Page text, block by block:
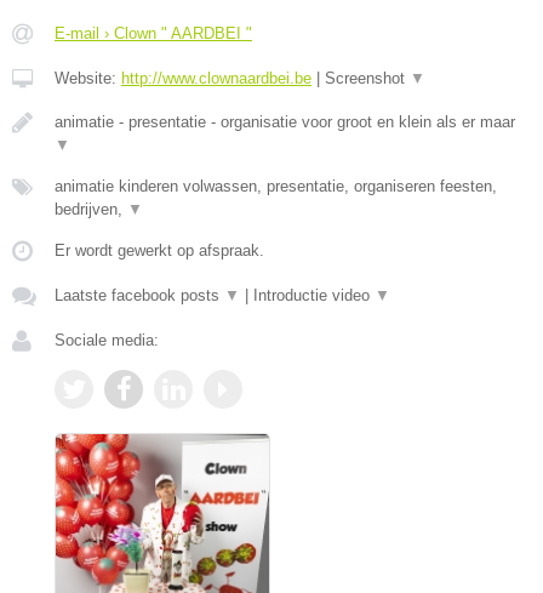
E-mail › Clown " AARDBEI "
Website: http://www.clownaardbei.be Screenshot ▼
animatie - presentatie - organisatie voor groot en klein als er maar
▼
animatie kinderen volwassen, presentatie, organiseren feesten,
bedrijven, ▼
Er wordt gewerkt op afspraak.
Laatste facebook posts ▼ Introductie video ▼
Sociale media: